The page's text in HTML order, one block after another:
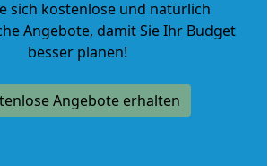
sich kostenlose und natürlich
Angebote, damit Sie Ihr Budget
besser planen!
Angebote erhalten